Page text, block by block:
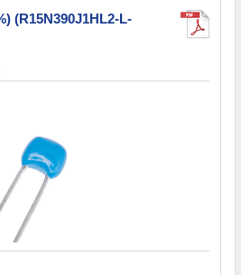
(R15N390J1HL2-L-